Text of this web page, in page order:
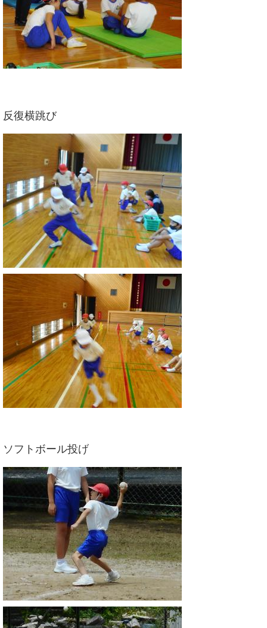
反復横跳び
ソフトボール投げ